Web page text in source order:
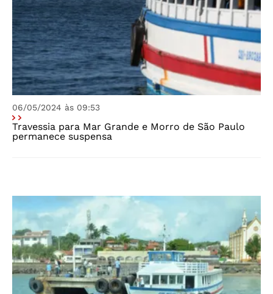
06/05/2024 às 09:53
Travessia para Mar Grande e Morro de São Paulo
permanece suspensa